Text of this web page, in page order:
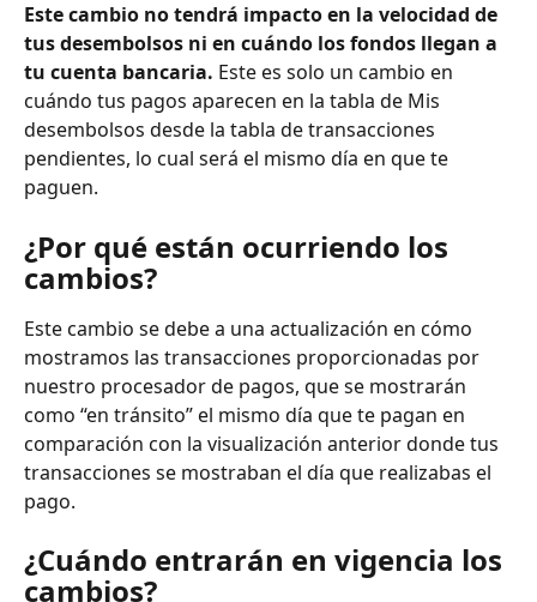
Este cambio no tendrá impacto en la velocidad de
tus desembolsos ni en cuándo los fondos llegan a
tu cuenta bancaria. Este es solo un cambio en
cuándo tus pagos aparecen en la tabla de Mis
desembolsos desde la tabla de transacciones
pendientes, lo cual será el mismo día en que te
paguen.
¿Por qué están ocurriendo los
cambios?
Este cambio se debe a una actualización en cómo
mostramos las transacciones proporcionadas por
nuestro procesador de pagos, que se mostrarán
como “en tránsito” el mismo día que te pagan en
comparación con la visualización anterior donde tus
transacciones se mostraban el día que realizabas el
pago.
¿Cuándo entrarán en vigencia los
cambios?